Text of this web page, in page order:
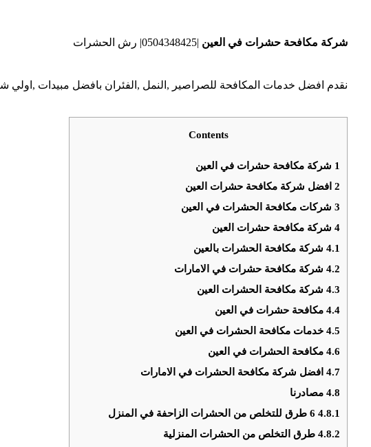
شركة مكافحة حشرات في العين |0504348425| رش الحشرات
نقدم افضل خدمات المكافحة للصراصير ,النمل ,الفئران بافضل مبيدات ,اولي
Contents
1 شركة مكافحة حشرات في العين
2افضل شركة مكافحة حشرات العين
3شركات مكافحة الحشرات في العين
4شركة مكافحة حشرات العين
4.1شركة مكافحة الحشرات بالعين
4.2شركة مكافحة حشرات في الامارات
4.3شركة مكافحة الحشرات العين
4.4مكافحة حشرات في العين
4.5خدمات مكافحة الحشرات في العين
4.6مكافحة الحشرات في العين
4.7افضل شركة مكافحة الحشرات في الامارات
4.8مصادرنا
4.8.16 طرق للتخلص من الحشرات الزاحفة في المنزل
4.8.2طرق التخلص من الحشرات المنزلية